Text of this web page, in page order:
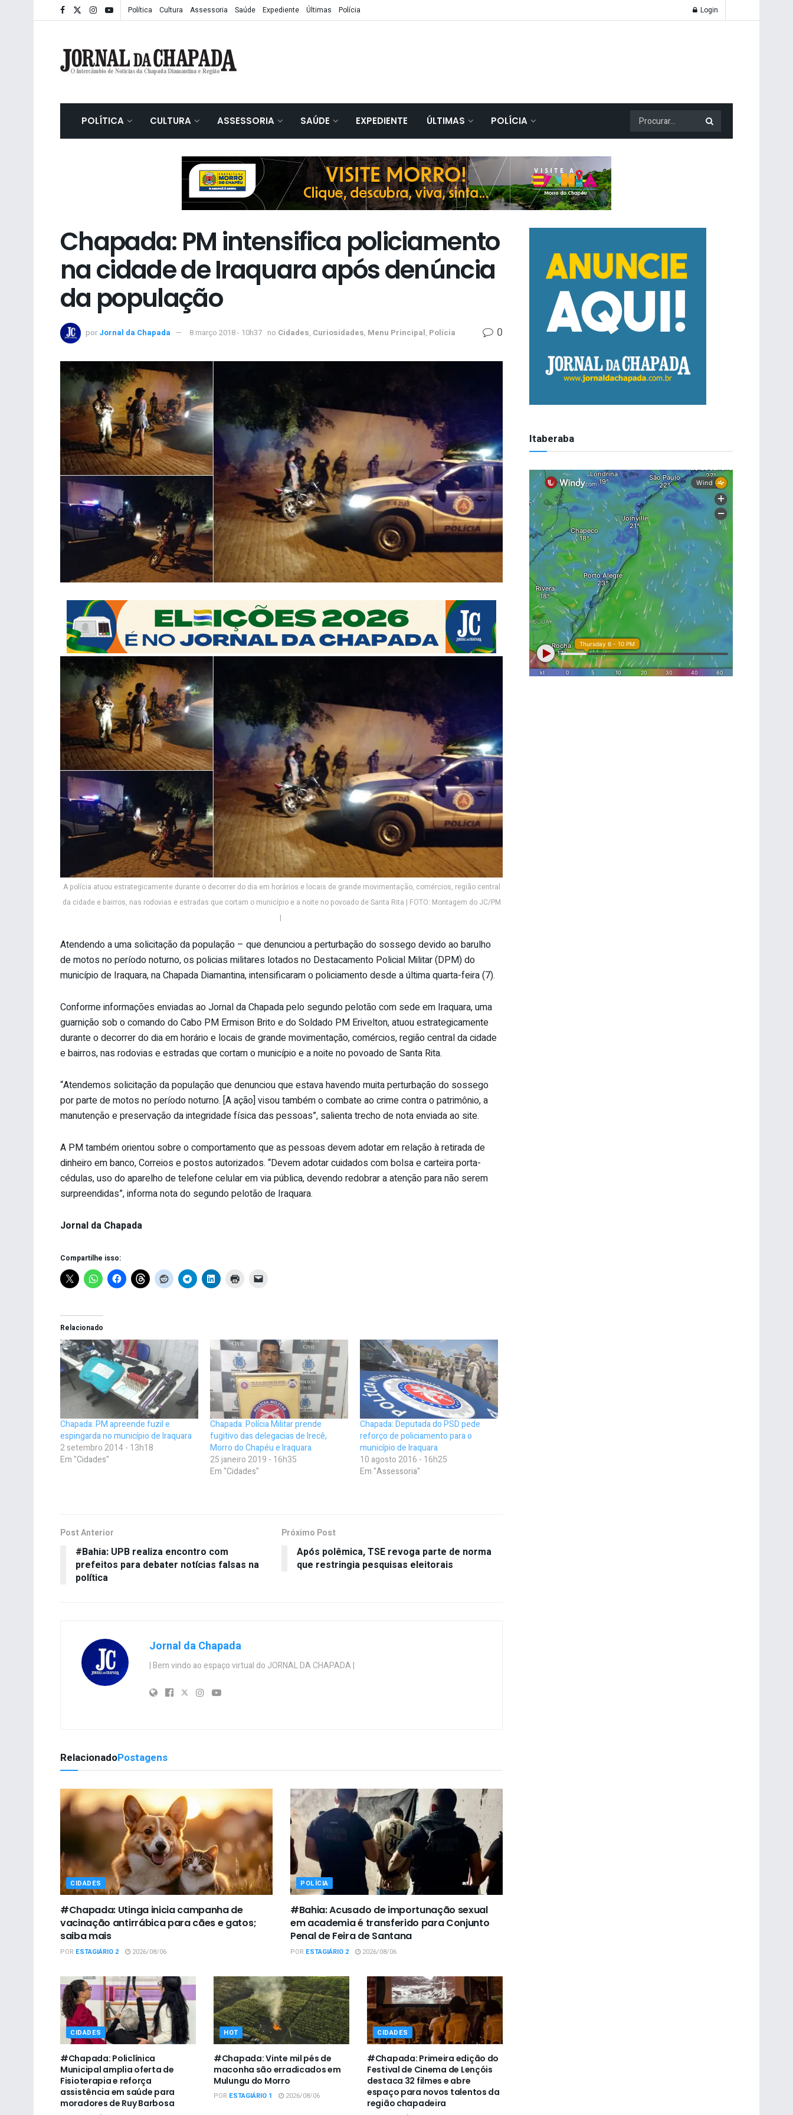
Política Cultura Assessoria Saúde Expediente Últimas Polícia Login
POLÍTICA CULTURA ASSESSORIA SAÚDE EXPEDIENTE ÚLTIMAS POLÍCIA
Chapada: PM intensifica policiamento
na cidade de Iraquara após denúncia
da população
por Jornal da Chapada 8 março 2018 - 10h37 no Cidades, Curiosidades, Menu Principal, Polícia 0
A polícia atuou estrategicamente durante o decorrer do dia em horários e locais de grande movimentação, comércios, região central
da cidade e bairros, nas rodovias e estradas que cortam o município e a noite no povoado de Santa Rita | FOTO: Montagem do JC/PM
|
Atendendo a uma solicitação da população – que denunciou a perturbação do sossego devido ao barulho
de motos no período noturno, os policias militares lotados no Destacamento Policial Militar (DPM) do
município de Iraquara, na Chapada Diamantina, intensificaram o policiamento desde a última quarta-feira (7).
Conforme informações enviadas ao Jornal da Chapada pelo segundo pelotão com sede em Iraquara, uma
guarnição sob o comando do Cabo PM Ermison Brito e do Soldado PM Erivelton, atuou estrategicamente
durante o decorrer do dia em horário e locais de grande movimentação, comércios, região central da cidade
e bairros, nas rodovias e estradas que cortam o município e a noite no povoado de Santa Rita.
“Atendemos solicitação da população que denunciou que estava havendo muita perturbação do sossego
por parte de motos no período noturno. [A ação] visou também o combate ao crime contra o patrimônio, a
manutenção e preservação da integridade física das pessoas”, salienta trecho de nota enviada ao site.
A PM também orientou sobre o comportamento que as pessoas devem adotar em relação à retirada de
dinheiro em banco, Correios e postos autorizados. “Devem adotar cuidados com bolsa e carteira porta-
cédulas, uso do aparelho de telefone celular em via pública, devendo redobrar a atenção para não serem
surpreendidas”, informa nota do segundo pelotão de Iraquara.
Jornal da Chapada
Compartilhe isso:
Relacionado
Chapada: PM apreende fuzil e
espingarda no município de Iraquara
2 setembro 2014 - 13h18
Em "Cidades"
Chapada: Polícia Militar prende
fugitivo das delegacias de Irecê,
Morro do Chapéu e Iraquara
25 janeiro 2019 - 16h35
Em "Cidades"
Chapada: Deputada do PSD pede
reforço de policiamento para o
município de Iraquara
10 agosto 2016 - 16h25
Em "Assessoria"
Post Anterior
#Bahia: UPB realiza encontro com
prefeitos para debater notícias falsas na
política
Próximo Post
Após polêmica, TSE revoga parte de norma
que restringia pesquisas eleitorais
Jornal da Chapada
| Bem vindo ao espaço virtual do JORNAL DA CHAPADA |
RelacionadoPostagens
CIDADES
#Chapada: Utinga inicia campanha de
vacinação antirrábica para cães e gatos;
saiba mais
POR ESTAGIÁRIO 2 2026/08/06
POLÍCIA
#Bahia: Acusado de importunação sexual
em academia é transferido para Conjunto
Penal de Feira de Santana
POR ESTAGIÁRIO 2 2026/08/06
CIDADES
#Chapada: Policlínica
Municipal amplia oferta de
Fisioterapia e reforça
assistência em saúde para
moradores de Ruy Barbosa
HOT
#Chapada: Vinte mil pés de
maconha são erradicados em
Mulungu do Morro
POR ESTAGIÁRIO 1 2026/08/06
CIDADES
#Chapada: Primeira edição do
Festival de Cinema de Lençóis
destaca 32 filmes e abre
espaço para novos talentos da
região chapadeira
Itaberaba